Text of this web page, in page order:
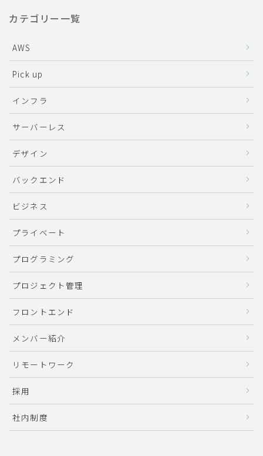
カテゴリー一覧
AWS
Pick up
インフラ
サーバーレス
デザイン
バックエンド
ビジネス
プライベート
プログラミング
プロジェクト管理
フロントエンド
メンバー紹介
リモートワーク
採用
社内制度